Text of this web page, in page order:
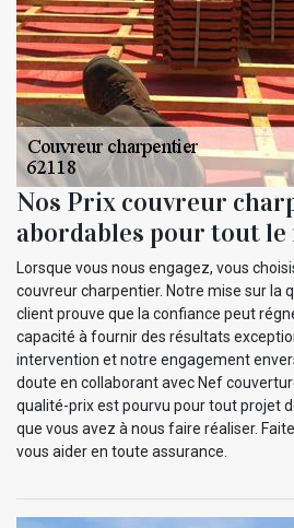
Nos Prix couvreur
abordables pour tout le
Lorsque vous nous engagez, vous
couvreur charpentier. Notre mise sur la
client prouve que la confiance peut
capacité à fournir des résultats
intervention et notre engagement
doute en collaborant avec Nef
qualité-prix est pourvu pour tout projet
que vous avez à nous faire réaliser.
vous aider en toute assurance.